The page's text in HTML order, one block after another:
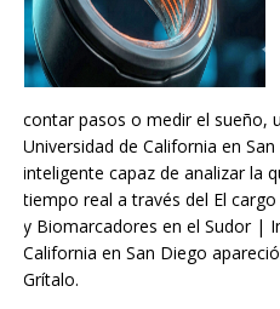
contar pasos o medir el sueño,
Universidad de California en
inteligente capaz de analizar la
tiempo real a través del El
y Biomarcadores en el Sudor |
California en San Diego
Grítalo.